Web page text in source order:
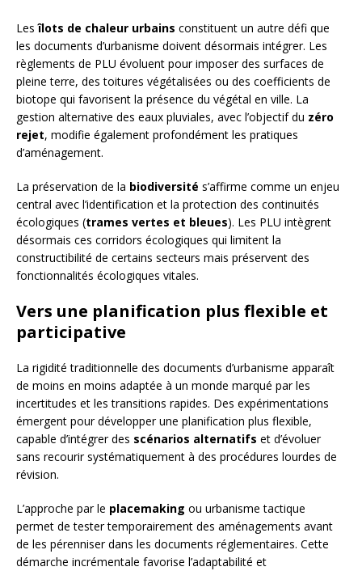
Lesîlots de chaleur urbains constituent un autre défi que
les documents d’urbanisme doivent désormais intégrer. Les
règlements de PLU évoluent pour imposer des surfaces de
pleine terre, des toitures végétalisées ou des coefficients de
biotope qui favorisent la présence du végétal en ville. La
gestion alternative des eaux pluviales, avec l’objectif du zéro
rejet, modifie également profondément les pratiques
d’aménagement.
La préservation de la biodiversité s’affirme comme un enjeu
central avec l’identification et la protection des continuités
écologiques (trames vertes et bleues). Les PLU intègrent
désormais ces corridors écologiques qui limitent la
constructibilité de certains secteurs mais préservent des
fonctionnalités écologiques vitales.
Vers une planification plus flexible et
participative
La rigidité traditionnelle des documents d’urbanisme apparaît
de moins en moins adaptée à un monde marqué par les
incertitudes et les transitions rapides. Des expérimentations
émergent pour développer une planification plus flexible,
capable d’intégrer des scénarios alternatifs et d’évoluer
sans recourir systématiquement à des procédures lourdes de
révision.
L’approche par le placemaking ou urbanisme tactique
permet de tester temporairement des aménagements avant
de les pérenniser dans les documents réglementaires. Cette
démarche incrémentale favorise l’adaptabilité et